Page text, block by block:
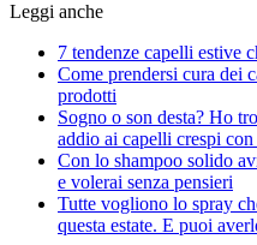
Leggi anche
7 tendenze capelli estive
Come prendersi cura dei
prodotti
Sogno o son desta? Ho
addio ai capelli crespi
Con lo shampoo solido
e volerai senza pensieri
Tutte vogliono lo spray
questa estate. E puoi